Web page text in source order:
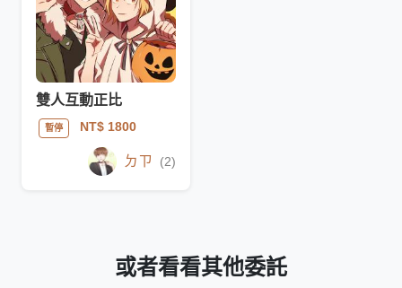
雙人互動正比
暫停 NT$ 1800
ㄉㄗ (2)
或者看看其他委託